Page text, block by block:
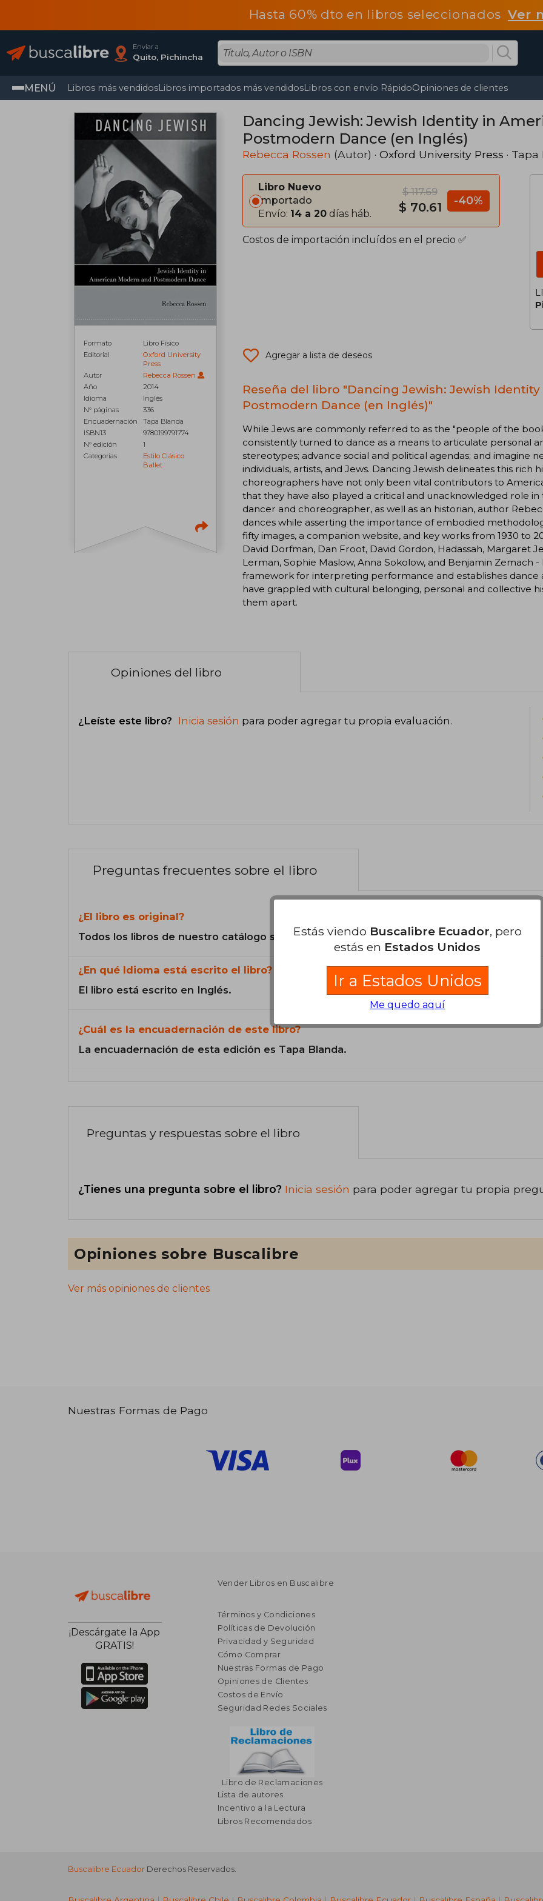
Hasta 60% dto en libros seleccionadosVer
Enviar a
Quito, Pichincha
MENÚ Libros más vendidosLibros importados más vendidosLibros con envío RápidoOpiniones de clientes
Formato
Libro Físico
Editorial
Oxford University
Press
Autor
Rebecca Rossen
Año
2014
Idioma
Inglés
N° páginas
336
Encuadernación
Tapa Blanda
ISBN13
9780199791774
N° edición
1
Categorías
Estilo Clásico
Ballet
Dancing Jewish: Jewish Identity in
Postmodern Dance (en Inglés)
Rebecca Rossen (Autor) · Oxford University Press ·
Libro Nuevo
Importado
Envío: 14 a 20 días háb.
$ 117.69
$ 70.61 -40%
Costos de importación incluídos en el precio ✅
Agregar a lista de deseos
Reseña del libro "Dancing Jewish: Jewish
Postmodern Dance (en Inglés)"
While Jews are commonly referred to as the "people of the
consistently turned to dance as a means to articulate personal
stereotypes; advance social and political agendas; and imagine
individuals, artists, and Jews. Dancing Jewish delineates this rich
choreographers have not only been vital contributors to
that they have also played a critical and unacknowledged role
dancer and choreographer, as well as an historian, author
dances while asserting the importance of embodied
fifty images, a companion website, and key works from 1930 to
David Dorfman, Dan Froot, David Gordon, Hadassah, Margaret
Lerman, Sophie Maslow, Anna Sokolow, and Benjamin Zemach
framework for interpreting performance and establishes dance
have grappled with cultural belonging, personal and collective
them apart.
Opiniones del libro
¿Leíste este libro? Inicia sesión para poder agregar tu propia evaluación.
Preguntas frecuentes sobre el libro
¿El libro es original?
Todos los libros de nuestro catálogo son Originales.
¿En qué Idioma está escrito el libro?
El libro está escrito en Inglés.
¿Cuál es la encuadernación de este libro?
La encuadernación de esta edición es Tapa Blanda.
Preguntas y respuestas sobre el libro
¿Tienes una pregunta sobre el libro? Inicia sesión para poder agregar tu propia
Opiniones sobre Buscalibre
Ver más opiniones de clientes
Nuestras Formas de Pago
¡Descárgate la App
GRATIS!
Vender Libros en Buscalibre
Términos y Condiciones
Políticas de Devolución
Privacidad y Seguridad
Cómo Comprar
Nuestras Formas de Pago
Opiniones de Clientes
Costos de Envío
Seguridad Redes Sociales
Libro de Reclamaciones
Lista de autores
Incentivo a la Lectura
Libros Recomendados
Buscalibre Ecuador Derechos Reservados.
Estás viendo Buscalibre Ecuador, pero
estás en Estados Unidos
Ir a Estados Unidos
Me quedo aquí